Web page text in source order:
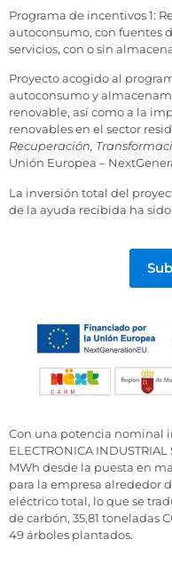
Programa de incentivos 1:
autoconsumo, con fuentes
servicios, con o sin
Proyecto acogido al
autoconsumo y
renovable, así como a la
renovables en el sector
Recuperación,
Unión Europea –
La inversión total del
de la ayuda recibida ha sido
Con una potencia nominal
ELECTRONICA
MWh desde la puesta en
para la empresa alrededor
eléctrico total, lo que se
de carbón, 35,81 toneladas
49 árboles plantados.